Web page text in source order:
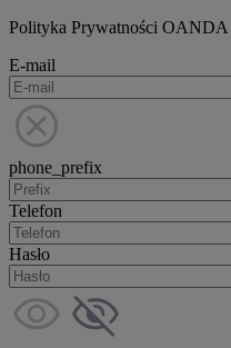
Polityka Prywatności
E-mail
phone_prefix
Telefon
Hasło